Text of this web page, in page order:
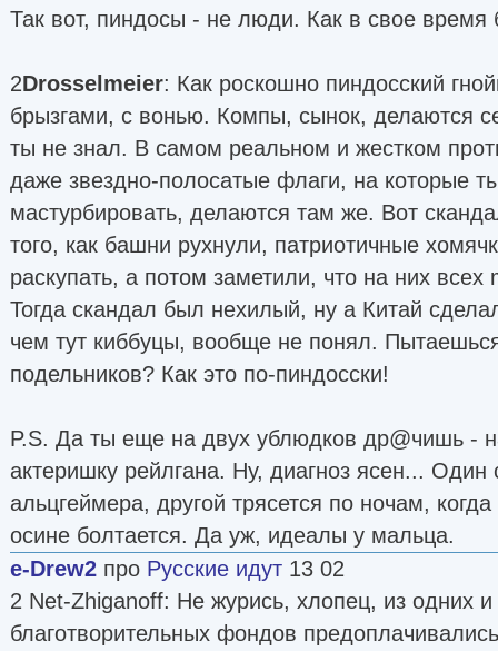
Так вот, пиндосы - не люди. Как в свое
2Drosselmeier: Как роскошно пиндосский
брызгами, с вонью. Компы, сынок, делаются
ты не знал. В самом реальном и жестком
даже звездно-полосатые флаги, на которые
мастурбировать, делаются там же. Вот
того, как башни рухнули, патриотичные
раскупать, а потом заметили, что на них всех
Тогда скандал был нехилый, ну а Китай
чем тут киббуцы, вообще не понял.
подельников? Как это по-пиндосски!
P.S. Да ты еще на двух ублюдков др@чишь -
актеришку рейлгана. Ну, диагноз ясен... Один
альцгеймера, другой трясется по ночам,
осине болтается. Да уж, идеалы у мальца.
e-Drew2 про Русские идут 13 02
2 Net-Zhiganoff: Не журись, хлопец, из одних и
благотворительных фондов